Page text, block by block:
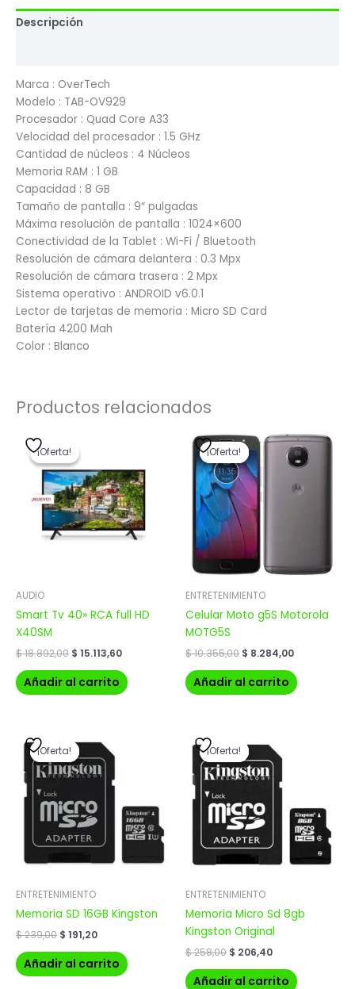
Descripción
Marca : OverTech
Modelo : TAB-OV929
Procesador : Quad Core A33
Velocidad del procesador : 1.5 GHz
Cantidad de núcleos : 4 Núcleos
Memoria RAM : 1 GB
Capacidad : 8 GB
Tamaño de pantalla : 9″ pulgadas
Máxima resolución de pantalla : 1024×600
Conectividad de la Tablet : Wi-Fi / Bluetooth
Resolución de cámara delantera : 0.3 Mpx
Resolución de cámara trasera : 2 Mpx
Sistema operativo : ANDROID v6.0.1
Lector de tarjetas de memoria : Micro SD Card
Batería 4200 Mah
Color : Blanco
Productos relacionados
¡Oferta!
¡Oferta!
AUDIO
Smart Tv 40» RCA full HD
X40SM
$18.892,00
original
era:
$ 18.892,00.
$ 15.113,60
es:
$ 15.113,60.
Añadir al carrito
¡Oferta!
¡Oferta!
ENTRETENIMIENTO
Celular Moto g5S Motorola
MOTG5S
$10.355,00
El
precio
original
era:
$ 10.355,00.
$ 8.284,00
El
precio
actual
es:
$ 8.284,00.
Añadir al carrito
¡Oferta!
¡Oferta!
ENTRETENIMIENTO
Memoria SD 16GB Kingston
$239,00
precio
original
era:
$ 191,20
precio
actual
es:
$ 191,20.
Añadir al carrito
¡Oferta!
¡Oferta!
ENTRETENIMIENTO
Memoria Micro Sd 8gb
Kingston Original
$258,00
precio
original
era:
$ 258,00.
$ 206,40
precio
actual
$ 206,40.
Añadir al carrito